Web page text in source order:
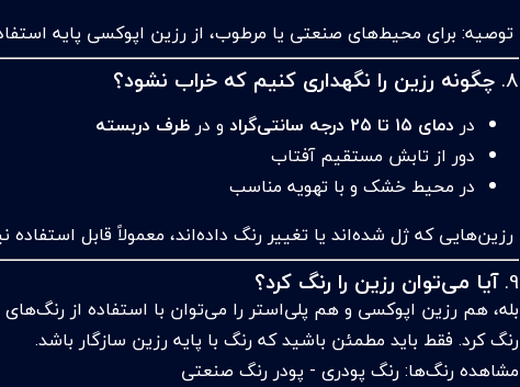
توصیه: برای محیط‌های صنعتی یا مرطوب، از رزین اپوکسی پایه
8. چگونه رزین را نگهداری کنیم که خراب نشود؟
در دمای ۱۵ تا ۲۵ درجه سانتی‌گراد و درظرف دربسته
دور از تابش مستقیم آفتاب
در محیط خشک و با تهویه مناسب
رزین‌هایی که ژل شده‌اند یا تغییر رنگ داده‌اند، معمولاً قابل استفاده
9. آیا می‌توان رزین را رنگ کرد؟
بله، هم رزین اپوکسی و هم پلی‌استر را می‌توان با استفاده از
رنگ کرد. فقط باید مطمئن باشید که رنگ با پایه رزین سازگار باشد.
مشاهده رنگ‌ها:رنگ پودری - پودر رنگ صنعتی